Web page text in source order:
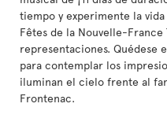
tiempo y experimente la vida
Fêtes de la Nouvelle-France
representaciones. Quédese
para contemplar los
iluminan el cielo frente al
Frontenac.